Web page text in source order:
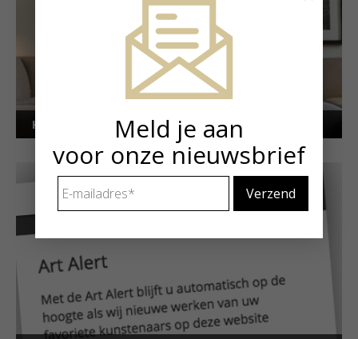
Kunstuitleen voor particulieren
Meld je aan
voor onze nieuwsbrief
mailadres *